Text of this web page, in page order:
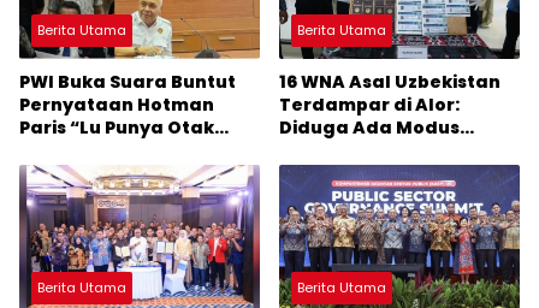
Berita Utama
PWI Buka Suara Buntut
Pernyataan Hotman
Paris “Lu Punya Otak
Wartawan
Berita Utama
16 WNA Asal Uzbekistan
Terdampar di Alor:
Diduga Ada Modus
Terorganisir
Berita Utama Berita Utama